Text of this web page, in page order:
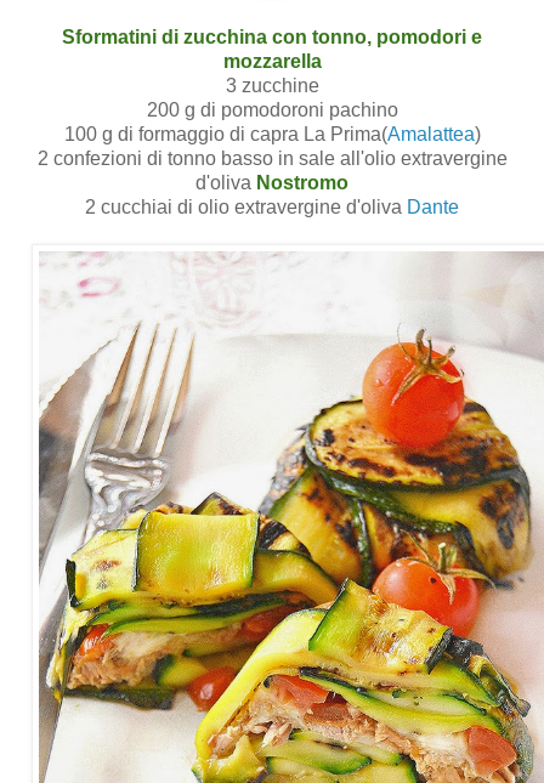
Sformatini di zucchina con tonno, pomodori e
mozzarella
3 zucchine
200 g di pomodoroni pachino
100 g di formaggio di capra La Prima(Amalattea)
2 confezioni di tonno basso in sale all'olio extravergine
d'oliva Nostromo
2 cucchiai di olio extravergine d'oliva Dante